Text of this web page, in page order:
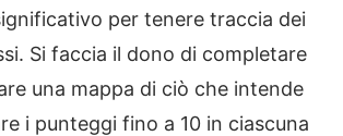
per tenere traccia dei
Si faccia il dono di completare
una mappa di ciò che intende
i punteggi fino a 10 in ciascuna